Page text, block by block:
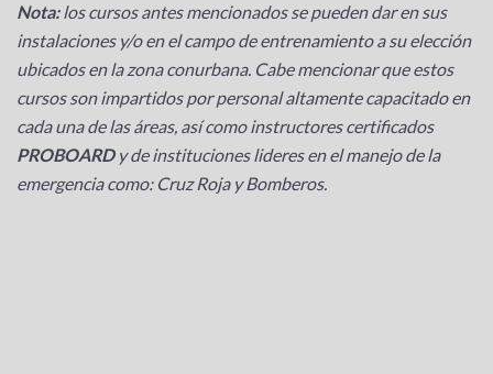
Nota:los cursos antes mencionados se pueden dar en sus
instalaciones y/o en el campo de entrenamientoa su elección
ubicados en la zona conurbana. Cabe mencionar que estos
cursos son impartidos por personal altamente capacitado en
cada una de lasáreas, así como instructores certificados
PROBOARDy de instituciones lideres en el manejo de la
emergencia como: Cruz Roja y Bomberos.